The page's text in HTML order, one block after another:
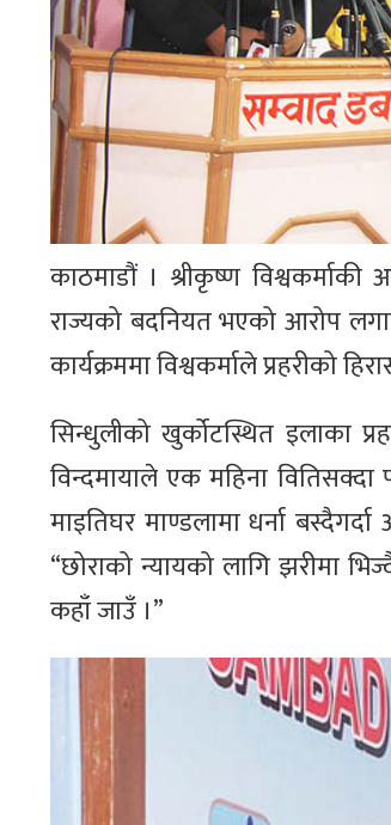
काठमाडौं । श्रीकृष्ण विश्वकर्माकी
राज्यको बदनियत भएको आरोप
कार्यक्रममा विश्वकर्माले प्रहरीको
सिन्धुलीको खुर्कोटस्थित इलाका
विन्दमायाले एक महिना
माइतिघर माण्डलामा धर्ना
“छोराको न्यायको लागि झरीमा
कहाँ जाउँ ।”